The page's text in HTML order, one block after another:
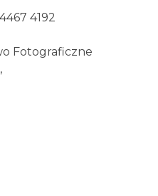
4192
Fotograficzne